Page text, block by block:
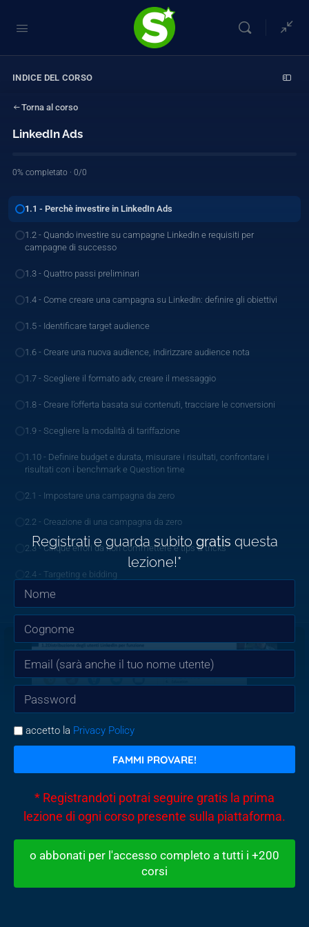
INDICE DEL CORSO
Torna al corso
LinkedIn Ads
0% completato · 0/0
1.1 - Perchè investire in LinkedIn Ads
1.2 - Quando investire su campagne LinkedIn e requisiti per
campagne di successo
1.3 - Quattro passi preliminari
1.4 - Come creare una campagna su LinkedIn: definire gli obiettivi
1.5 - Identificare target audience
1.6 - Creare una nuova audience, indirizzare audience nota
1.7 - Scegliere il formato adv, creare il messaggio
1.8 - Creare l’offerta basata sui contenuti, tracciare le conversioni
1.9 - Scegliere la modalità di tariffazione
1.10 - Definire budget e durata, misurare i risultati, confrontare i
risultati con i benchmark e Question time
2.1 - Impostare una campagna da zero
2.2 - Creazione di una campagna da zero
2.3 - Cinque errori da non commettere e tips & tricks
2.4 - Targeting e bidding
2.5 - Creativity, measuring e question time
Registrati e guarda subito gratis questa
lezione!*
accetto la Privacy Policy
FAMMI PROVARE!
* Registrandoti potrai seguire gratis la prima
lezione di ogni corso presente sulla piattaforma.
o abbonati per l'accesso completo a tutti i +200
corsi